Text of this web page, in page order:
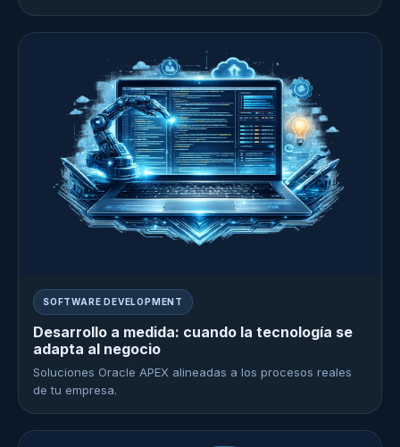
SOFTWARE DEVELOPMENT
Desarrollo a medida: cuando la tecnología se
adapta al negocio
Soluciones Oracle APEX alineadas a los procesos reales
de tu empresa.